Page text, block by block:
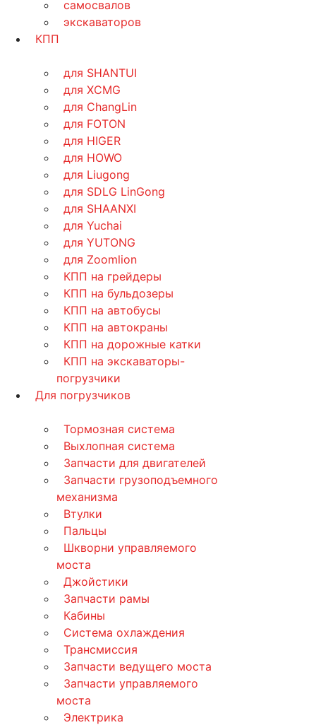
самосвалов
экскаваторов
КПП
для SHANTUI
для XCMG
для ChangLin
для FOTON
для HIGER
для HOWO
для Liugong
для SDLG LinGong
для SHAANXI
для Yuchai
для YUTONG
для Zoomlion
КПП на грейдеры
КПП на бульдозеры
КПП на автобусы
КПП на автокраны
КПП на дорожные катки
КПП на экскаваторы-
погрузчики
Для погрузчиков
Тормозная система
Выхлопная система
Запчасти для двигателей
Запчасти грузоподъемного
механизма
Втулки
Пальцы
Шкворни управляемого
моста
Джойстики
Запчасти рамы
Кабины
Система охлаждения
Трансмиссия
Запчасти ведущего моста
Запчасти управляемого
моста
Электрика